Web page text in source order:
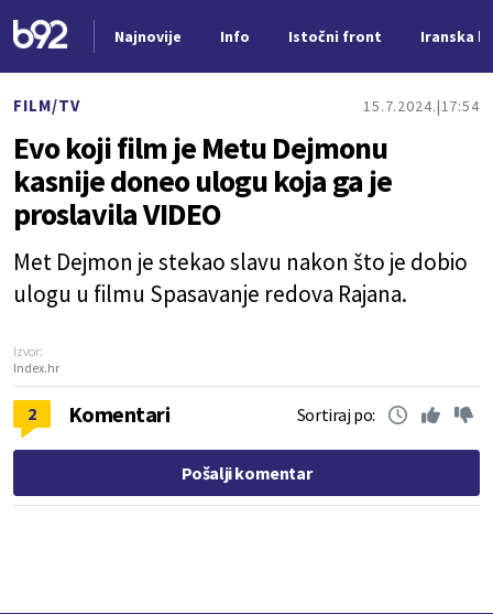
Najnovije Info Istočni front Iranska
FILM/TV 15.7.2024. 17:54
Evo koji film je Metu Dejmonu
kasnije doneo ulogu koja ga je
proslavila VIDEO
Met Dejmon je stekao slavu nakon što je dobio
ulogu u filmu Spasavanje redova Rajana.
Izvor:
Index.hr
2 Komentari Sortiraj po:
Pošalji komentar